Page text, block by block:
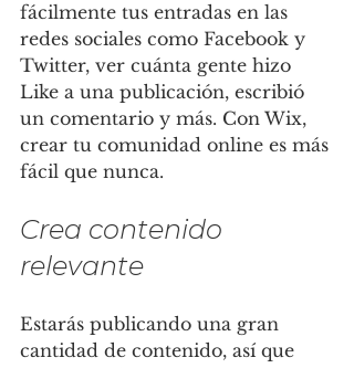
fácilmente tus entradas en las
redes sociales como Facebook y
Twitter, ver cuánta gente hizo
Like a una publicación, escribió
un comentario y más. Con Wix,
crear tu comunidad online es más
fácil que nunca.
Crea contenido
relevante
Estarás publicando una gran
cantidad de contenido, así que